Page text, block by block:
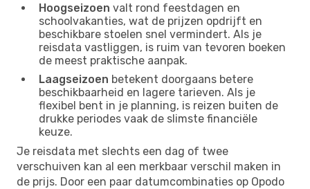
Hoogseizoen valt rond feestdagen en
schoolvakanties, wat de prijzen opdrijft en
beschikbare stoelen snel vermindert. Als je
reisdata vastliggen, is ruim van tevoren boeken
de meest praktische aanpak.
Laagseizoen betekent doorgaans betere
beschikbaarheid en lagere tarieven. Als je
flexibel bent in je planning, is reizen buiten de
drukke periodes vaak de slimste financiële
keuze.
Je reisdata met slechts een dag of twee
verschuiven kan al een merkbaar verschil maken in
de prijs. Door een paar datumcombinaties op Opodo